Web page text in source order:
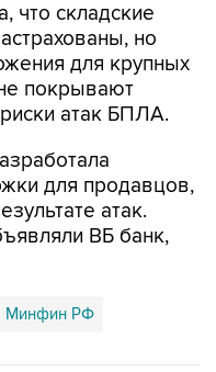
что складские
но
для крупных
покрывают
атак БПЛА.
для продавцов,
атак.
ВБ банк,
Минфин РФ